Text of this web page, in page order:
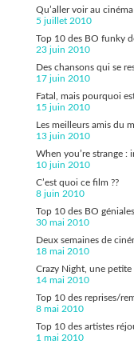
Qu’aller voir au
5 juillet 2010
Top 10 des BO funky
23 juin 2010
Des chansons qui se
17 juin 2010
Fatal, mais pourquoi
15 juin 2010
Les meilleurs amis du
13 juin 2010
When you’re strange :
10 juin 2010
C’est quoi ce film ??
8 juin 2010
Top 10 des BO
30 mai 2010
Deux semaines de
18 mai 2010
Crazy Night, une
14 mai 2010
Top 10 des reprises/
8 mai 2010
Top 10 des artistes
1 mai 2010